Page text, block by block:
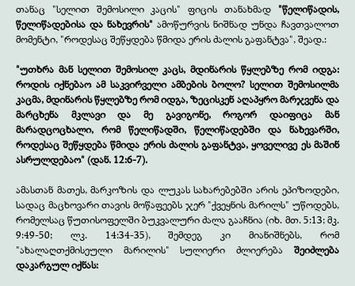
თანაც "სელით შემოსილი კაცის" ფიცის თანახმად "წელიწადის,
წელიწადებისა და ნახევრის" ამოწურვის ნიშნად უნდა ჩავთვალოთ
მომენტი, "როდესაც შეწყდება წმიდა ერის ძალის გაფანტვა", შეად.:
"უთხრა მან სელით შემოსილ კაცს, მდინარის წყლებზე რომ იდგა:
როდის იქნებაო ამ საკვირველი ამბების ბოლო? სელით შემოსილმა
კაცმა, მდინარის წყლებზე რომ იდგა, ზეცისკენ აღაპყრო მარჯვენა და
მარცხენა მკლავი და მე გავიგონე, როგორ დაიფიცა მან
მარადცოცხალი, რომ წელიწადში, წელიწადებში და ნახევარში,
როდესაც შეწყდება წმიდა ერის ძალის გაფანტვა, ყოველივე ეს მაშინ
ასრულდებაო" (დან. 12:6-7).
ამასთან მათეს, მარკოზის და ლუკას სახარებებში არის ეპიზოდები,
სადაც მაცხოვარი თავის მოწაფეებს ჯერ "ქვეყნის მარილს" უწოდებს,
რომელსაც წუთისოფელში ბუკვალური ძალა გააჩნია (იხ. მთ. 5:13; მკ.
9:49-50; ლკ. 14:34-35), შემდეგ კი მიანიშნებს, რომ
"ახალაღთქმისეული მარილის" სულიერი ძლიერება შეიძლება
დაკარგულ იქნას: